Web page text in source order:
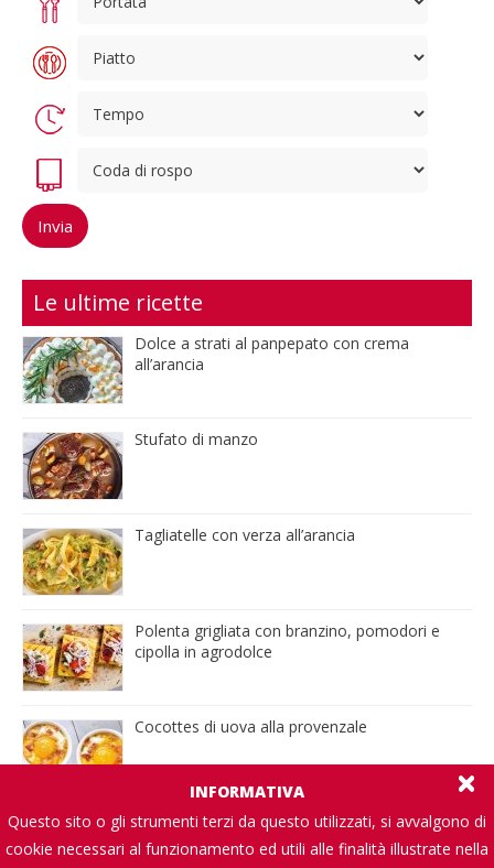
Le ultime ricette
Dolce a strati al panpepato con crema
all’arancia
Stufato di manzo
Tagliatelle con verza all’arancia
Polenta grigliata con branzino, pomodori e
cipolla in agrodolce
Cocottes di uova alla provenzale
INFORMATIVA
Questo sito o gli strumenti terzi da questo utilizzati, si avvalgono di
cookie necessari al funzionamento ed utili alle finalità illustrate nella